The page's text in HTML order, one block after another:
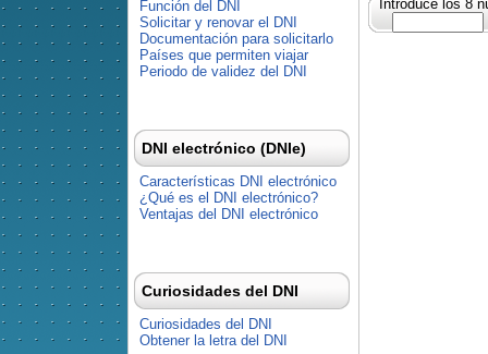
Introduce los 8
Función del DNI
Solicitar y renovar el DNI
Documentación para solicitarlo
Países que permiten viajar
Periodo de validez del DNI
DNI electrónico (DNIe)
Características DNI electrónico
¿Qué es el DNI electrónico?
Ventajas del DNI electrónico
Curiosidades del DNI
Curiosidades del DNI
Obtener la letra del DNI